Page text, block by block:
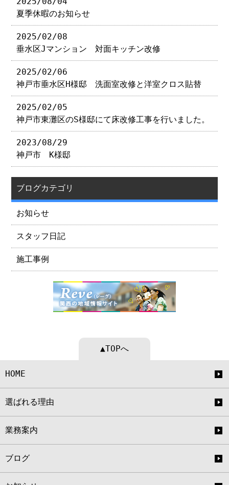
夏季休暇のお知らせ
2025/02/08
垂水区Jマンション 対面キッチン改修
2025/02/06
神戸市垂水区H様邸 洗面室改修と洋室クロス貼替
2025/02/05
神戸市東灘区のS様邸にて床改修工事を行いました。
2023/08/29
神戸市 K様邸
ブログカテゴリ
お知らせ
スタッフ日記
施工事例
▲TOPへ
HOME
選ばれる理由
業務案内
ブログ